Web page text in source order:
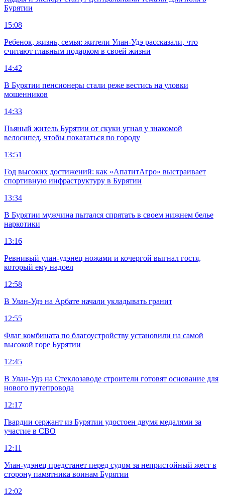
Бурятии
15:08
Ребенок, жизнь, семья: жители Улан-Удэ рассказали, что
считают главным подарком в своей жизни
14:42
В Бурятии пенсионеры стали реже вестись на уловки
мошенников
14:33
Пьяный житель Бурятии от скуки угнал у знакомой
велосипед, чтобы покататься по городу
13:51
Год высоких достижений: как «АпатитАгро» выстраивает
спортивную инфраструктуру в Бурятии
13:34
В Бурятии мужчина пытался спрятать в своем нижнем белье
наркотики
13:16
Ревнивый улан-удэнец ножами и кочергой выгнал гостя,
который ему надоел
12:58
В Улан-Удэ на Арбате начали укладывать гранит
12:55
Флаг комбината по благоустройству установили на самой
высокой горе Бурятии
12:45
В Улан-Удэ на Стеклозаводе строители готовят основание для
нового путепровода
12:17
Гвардии сержант из Бурятии удостоен двумя медалями за
участие в СВО
12:11
Улан-удэнец предстанет перед судом за непристойный жест в
сторону памятника воинам Бурятии
12:02